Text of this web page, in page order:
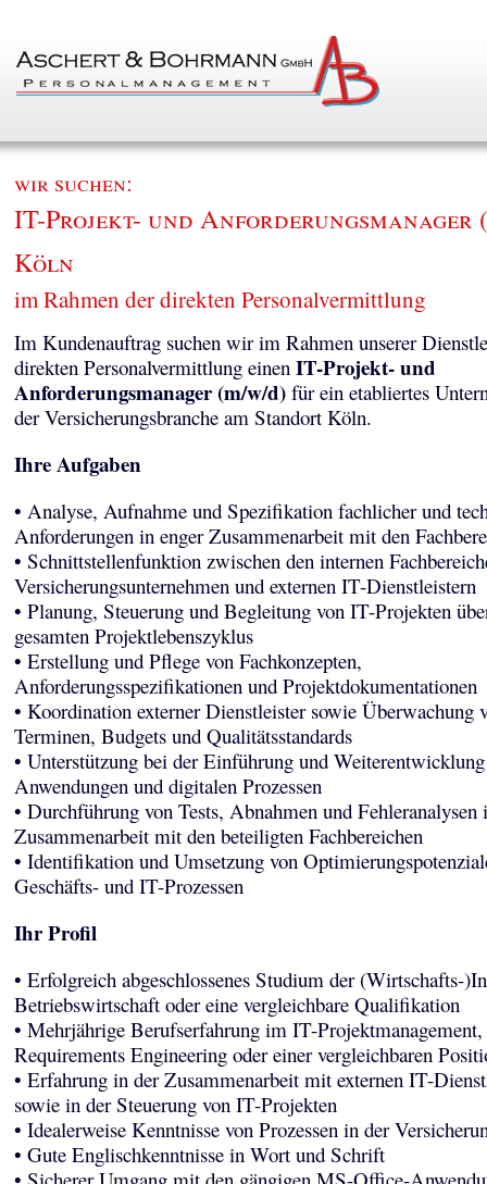
wir suchen:
IT-Projekt- und Anforderungsmanager
Köln
im Rahmen der direkten Personalvermittlung
Im Kundenauftrag suchen wir im Rahmen unserer
direkten Personalvermittlung einen IT-Projekt- und
Anforderungsmanager (m/w/d)für ein etabliertes
der Versicherungsbranche am Standort Köln.
Ihre Aufgaben
• Analyse, Aufnahme und Spezifikation fachlicher und
Anforderungen in enger Zusammenarbeit mit den
• Schnittstellenfunktion zwischen den internen
Versicherungsunternehmen und externen IT-Dienstleistern
• Planung, Steuerung und Begleitung von IT-Projekten
gesamten Projektlebenszyklus
• Erstellung und Pflege von Fachkonzepten,
Anforderungsspezifikationen und Projektdokumentationen
• Koordination externer Dienstleister sowie Überwachung
Terminen, Budgets und Qualitätsstandards
• Unterstützung bei der Einführung und
Anwendungen und digitalen Prozessen
• Durchführung von Tests, Abnahmen und Fehleranalysen
Zusammenarbeit mit den beteiligten Fachbereichen
• Identifikation und Umsetzung von
Geschäfts- und IT-Prozessen
Ihr Profil
• Erfolgreich abgeschlossenes Studium der (Wirtschafts-
Betriebswirtschaft oder eine vergleichbare Qualifikation
• Mehrjährige Berufserfahrung im IT-Projektmanagement,
Requirements Engineering oder einer vergleichbaren
• Erfahrung in der Zusammenarbeit mit externen IT-
sowie in der Steuerung von IT-Projekten
• Idealerweise Kenntnisse von Prozessen in der
• Gute Englischkenntnisse in Wort und Schrift